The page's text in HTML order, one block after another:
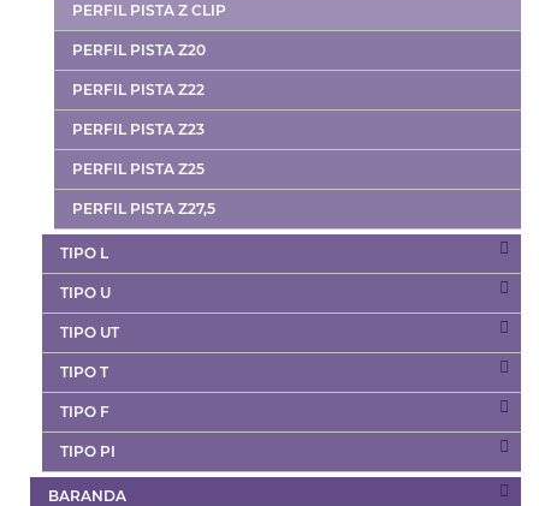
PERFIL PISTA Z CLIP
PERFIL PISTA Z20
PERFIL PISTA Z22
PERFIL PISTA Z23
PERFIL PISTA Z25
PERFIL PISTA Z27,5
TIPO L
TIPO U
TIPO UT
TIPO T
TIPO F
TIPO PI
BARANDA